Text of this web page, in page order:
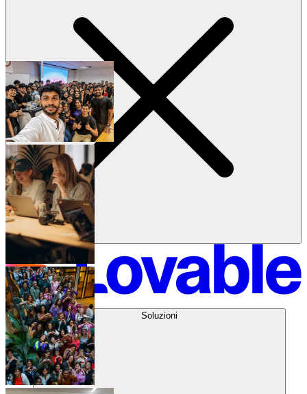
Soluzioni
Esplora gli eventi Unisciti a Lovable su Discord